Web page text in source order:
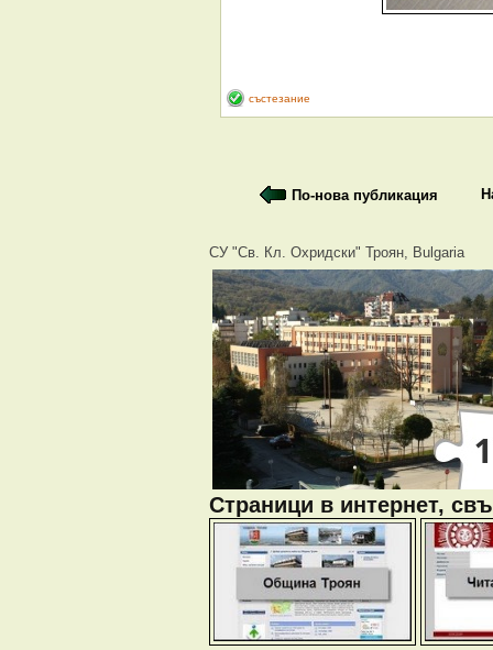
състезание
По-нова публикация
СУ "Св. Кл. Охридски" Троян, Bulgaria
Страници в интернет,